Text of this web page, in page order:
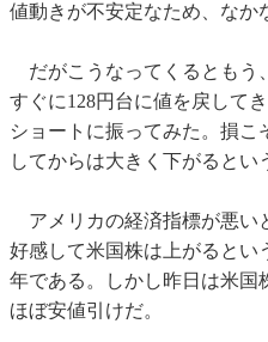
値動きが不安定なため、なか
だがこうなってくるともう
すぐに128円台に値を戻して
ショートに振ってみた。損こ
してからは大きく下がるとい
アメリカの経済指標が悪い
好感して米国株は上がるとい
年である。しかし昨日は米国
ほぼ安値引けだ。